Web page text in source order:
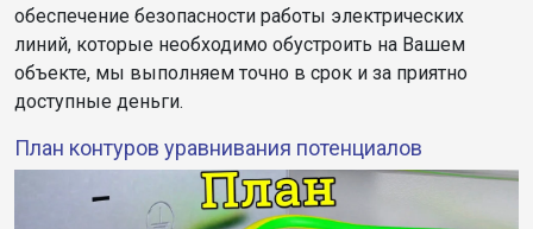
обеспечение безопасности работы электрических
линий, которые необходимо обустроить на Вашем
объекте, мы выполняем точно в срок и за приятно
доступные деньги.
План контуров уравнивания потенциалов